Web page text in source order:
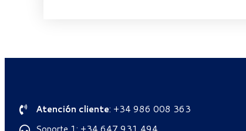
Atención cliente: +34 986 008 363